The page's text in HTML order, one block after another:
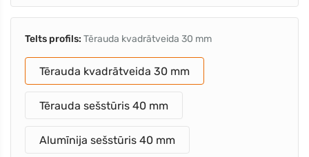
Telts profils: Tērauda kvadrātveida 30 mm
Tērauda kvadrātveida 30 mm
Tērauda sešstūris 40 mm
Alumīnija sešstūris 40 mm